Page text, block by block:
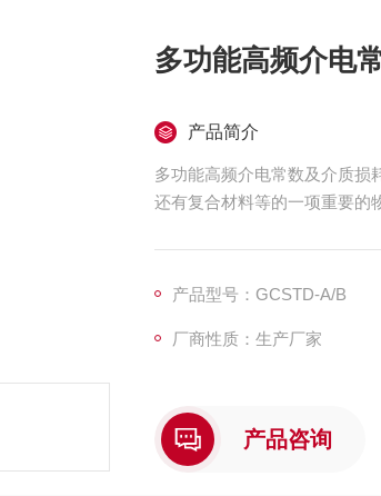
多功能高频介电
产品简介
多功能高频介电常数及介质损
还有复合材料等的一项重要的
产品型号：GCSTD-A/B
厂商性质：生产厂家
产品咨询